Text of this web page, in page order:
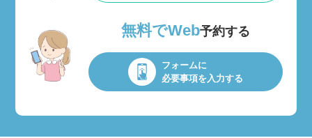
無料でWeb予約する
フォームに
必要事項を入力する